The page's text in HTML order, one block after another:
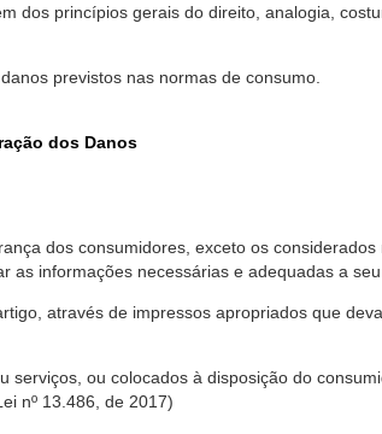
dos princípios gerais do direito, analogia,
previstos nas normas de consumo.
dos Danos
dos consumidores, exceto os considerados
informações necessárias e adequadas a seu
através de impressos apropriados que
ou colocados à disposição do
nº 13.486, de 2017)